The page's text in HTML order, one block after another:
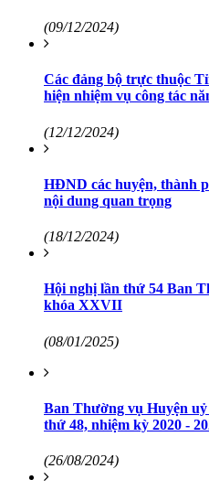
(09/12/2024)
Các đảng bộ trực thuộc
hiện nhiệm vụ công tác
(12/12/2024)
HĐND các huyện, thành
nội dung quan trọng
(18/12/2024)
Hội nghị lần thứ 54 Ban
khóa XXVII
(08/01/2025)
Ban Thường vụ Huyện
thứ 48, nhiệm kỳ 2020 -
(26/08/2024)